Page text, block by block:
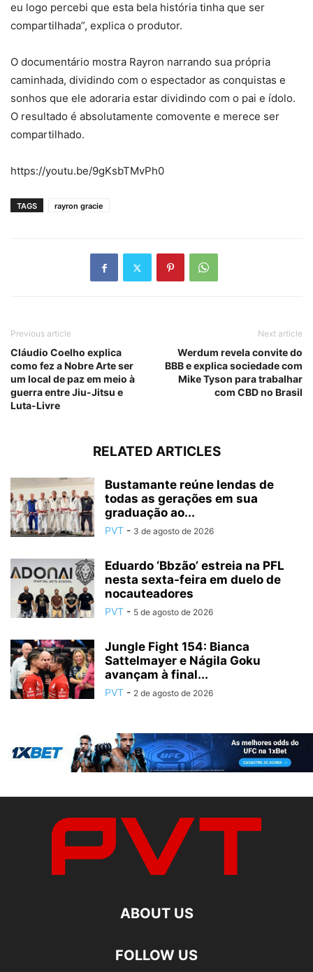
eu logo percebi que esta bela história tinha que ser
compartilhada”, explica o produtor.
O documentário mostra Rayron narrando sua própria
caminhada, dividindo com o espectador as conquistas e
sonhos que ele adoraria estar dividindo com o pai e ídolo.
O resultado é absolutamente comovente e merece ser
compartilhado.
https://youtu.be/9gKsbTMvPh0
TAGS rayron gracie
Previous article
Cláudio Coelho explica
como fez a Nobre Arte ser
um local de paz em meio à
guerra entre Jiu-Jitsu e
Luta-Livre
Next article
Werdum revela convite do
BBB e explica sociedade com
Mike Tyson para trabalhar
com CBD no Brasil
RELATED ARTICLES
Bustamante reúne lendas de
todas as gerações em sua
graduação ao...
PVT - 3 de agosto de 2026
Eduardo ‘Bbzão’ estreia na PFL
nesta sexta-feira em duelo de
nocauteadores
PVT - 5 de agosto de 2026
Jungle Fight 154: Bianca
Sattelmayer e Nágila Goku
avançam à final...
PVT - 2 de agosto de 2026
ABOUT US
FOLLOW US